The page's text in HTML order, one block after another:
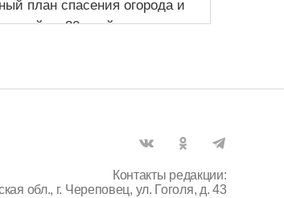
план спасения огорода и
за 30 дней
Контакты редакции:
обл., г. Череповец, ул. Гоголя, д. 43